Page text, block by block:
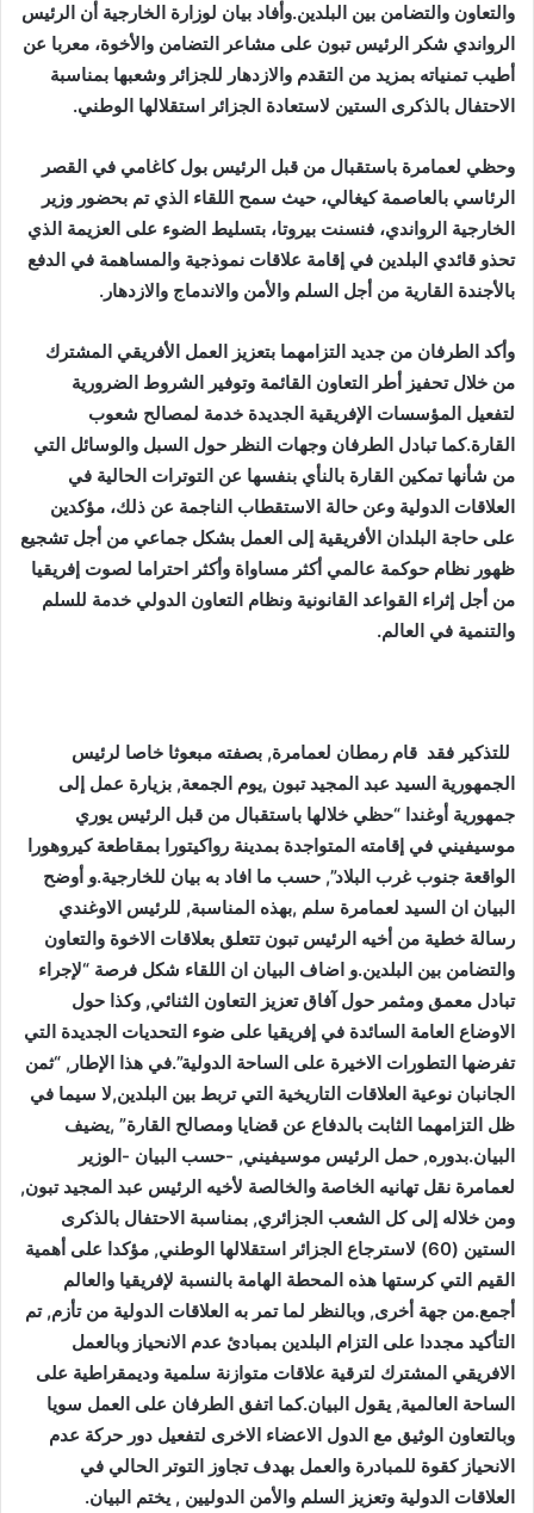
والتعاون والتضامن بين البلدين.وأفاد بيان لوزارة الخارجية أن الرئيس
الرواندي شكر الرئيس تبون على مشاعر التضامن والأخوة، معربا عن
أطيب تمنياته بمزيد من التقدم والازدهار للجزائر وشعبها بمناسبة
الاحتفال بالذكرى الستين لاستعادة الجزائر استقلالها الوطني.
وحظي لعمامرة باستقبال من قبل الرئيس بول كاغامي في القصر
الرئاسي بالعاصمة كيغالي، حيث سمح اللقاء الذي تم بحضور وزير
الخارجية الرواندي، فنسنت بيروتا، بتسليط الضوء على العزيمة الذي
تحذو قائدي البلدين في إقامة علاقات نموذجية والمساهمة في الدفع
بالأجندة القارية من أجل السلم والأمن والاندماج والازدهار.
وأكد الطرفان من جديد التزامهما بتعزيز العمل الأفريقي المشترك
من خلال تحفيز أطر التعاون القائمة وتوفير الشروط الضرورية
لتفعيل المؤسسات الإفريقية الجديدة خدمة لمصالح شعوب
القارة.كما تبادل الطرفان وجهات النظر حول السبل والوسائل التي
من شأنها تمكين القارة بالنأي بنفسها عن التوترات الحالية في
العلاقات الدولية وعن حالة الاستقطاب الناجمة عن ذلك، مؤكدين
على حاجة البلدان الأفريقية إلى العمل بشكل جماعي من أجل تشجيع
ظهور نظام حوكمة عالمي أكثر مساواة وأكثر احتراما لصوت إفريقيا
من أجل إثراء القواعد القانونية ونظام التعاون الدولي خدمة للسلم
والتنمية في العالم.
للتذكير فقد قام رمطان لعمامرة, بصفته مبعوثا خاصا لرئيس
الجمهورية السيد عبد المجيد تبون ,يوم الجمعة, بزيارة عمل إلى
جمهورية أوغندا “حظي خلالها باستقبال من قبل الرئيس يوري
موسيفيني في إقامته المتواجدة بمدينة رواكيتورا بمقاطعة كيروهورا
الواقعة جنوب غرب البلاد”, حسب ما افاد به بيان للخارجية.و أوضح
البيان ان السيد لعمامرة سلم ,بهذه المناسبة, للرئيس الاوغندي
رسالة خطية من أخيه الرئيس تبون تتعلق بعلاقات الاخوة والتعاون
والتضامن بين البلدين.و اضاف البيان ان اللقاء شكل فرصة “لإجراء
تبادل معمق ومثمر حول آفاق تعزيز التعاون الثنائي, وكذا حول
الاوضاع العامة السائدة في إفريقيا على ضوء التحديات الجديدة التي
تفرضها التطورات الاخيرة على الساحة الدولية”.في هذا الإطار, “ثمن
الجانبان نوعية العلاقات التاريخية التي تربط بين البلدين,لا سيما في
ظل التزامهما الثابت بالدفاع عن قضايا ومصالح القارة” ,يضيف
البيان.بدوره, حمل الرئيس موسيفيني, -حسب البيان -الوزير
لعمامرة نقل تهانيه الخاصة والخالصة لأخيه الرئيس عبد المجيد تبون,
ومن خلاله إلى كل الشعب الجزائري, بمناسبة الاحتفال بالذكرى
الستين (60) لاسترجاع الجزائر استقلالها الوطني, مؤكدا على أهمية
القيم التي كرستها هذه المحطة الهامة بالنسبة لإفريقيا والعالم
أجمع.من جهة أخرى, وبالنظر لما تمر به العلاقات الدولية من تأزم, تم
التأكيد مجددا على التزام البلدين بمبادئ عدم الانحياز وبالعمل
الافريقي المشترك لترقية علاقات متوازنة سلمية وديمقراطية على
الساحة العالمية, يقول البيان.كما اتفق الطرفان على العمل سويا
وبالتعاون الوثيق مع الدول الاعضاء الاخرى لتفعيل دور حركة عدم
الانحياز كقوة للمبادرة والعمل بهدف تجاوز التوتر الحالي في
العلاقات الدولية وتعزيز السلم والأمن الدوليين , يختم البيان.